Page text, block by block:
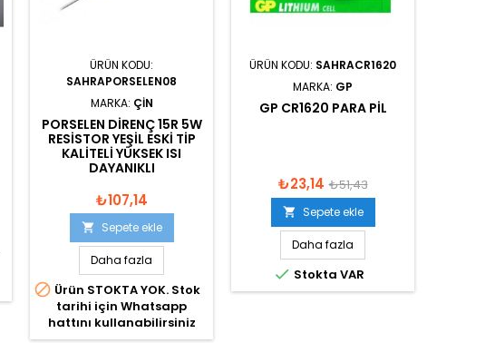
ÜRÜN KODU:
SAHRAPORSELEN08
MARKA: ÇIN
PORSELEN DIRENÇ 15R 5W
RESISTOR YEŞIL ESKI TIP
KALITELI YÜKSEK ISI
DAYANIKLI
₺107,14
 Sepete ekle
Daha fazla
 Ürün STOKTA YOK. Stok
tarihi için Whatsapp
hattını kullanabilirsiniz
ÜRÜN KODU: SAHRACR1620
MARKA: GP
GP CR1620 PARA PIL
₺23,14 ₺51,43
 Sepete ekle
Daha fazla
 Stokta VAR